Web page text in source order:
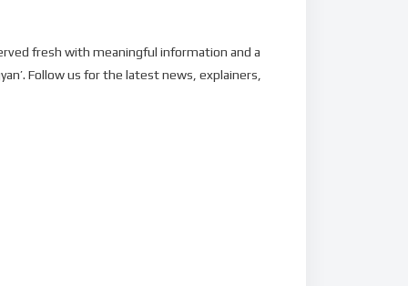
fresh with meaningful information and a
Follow us for the latest news, explainers,